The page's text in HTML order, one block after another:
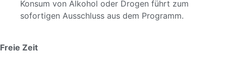
Konsum von Alkohol oder Drogen führt zum
sofortigen Ausschluss aus dem Programm.
Freie Zeit